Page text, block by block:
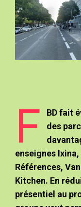
F
BD fait
des
enseignes
Références,
Kitchen. En
présentiel au